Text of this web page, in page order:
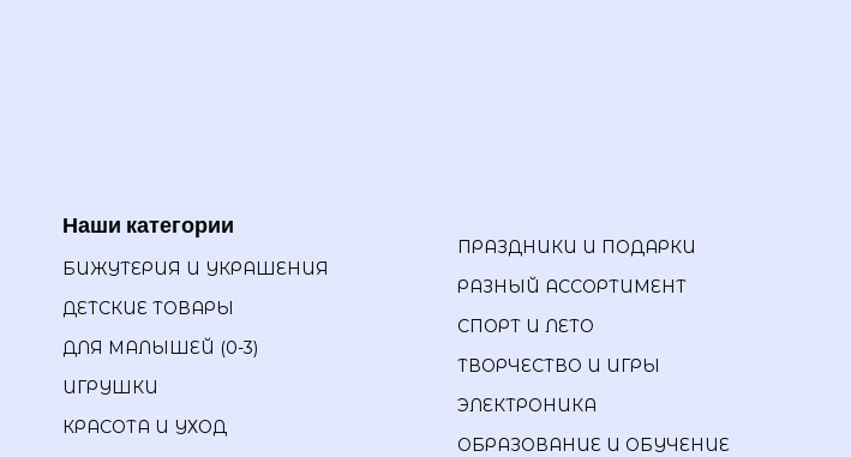
Наши категории
БИЖУТЕРИЯ И УКРАШЕНИЯ
ДЕТСКИЕ ТОВАРЫ
ДЛЯ МАЛЫШЕЙ (0-3)
ИГРУШКИ
КРАСОТА И УХОД
ПРАЗДНИКИ И ПОДАРКИ
РАЗНЫЙ АССОРТИМЕНТ
СПОРТ И ЛЕТО
ТВОРЧЕСТВО И ИГРЫ
ЭЛЕКТРОНИКА
ОБРАЗОВАНИЕ И ОБУЧЕНИЕ